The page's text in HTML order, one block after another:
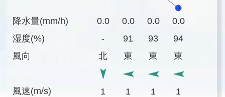
降水量(mm/h)
湿度(%)
風向
風速(m/s)
0.0 0.0 0.0
0.0
-
91 93
94
北
東 東 東
1 1 1 1